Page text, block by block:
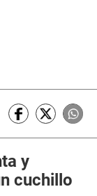
y
cuchillo